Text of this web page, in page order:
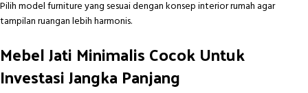
Pilih model furniture yang sesuai dengan konsep interior rumah agar
tampilan ruangan lebih harmonis.
Mebel Jati Minimalis Cocok Untuk
Investasi Jangka Panjang